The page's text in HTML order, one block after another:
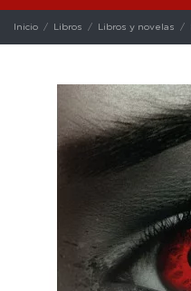
Inicio Libros Libros y novelas